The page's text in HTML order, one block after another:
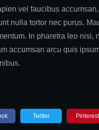
vel faucibus accumsan,
nulla tortor nec purus.
In pharetra leo nisi,
accumsan arcu quis
Twitter Pinterest